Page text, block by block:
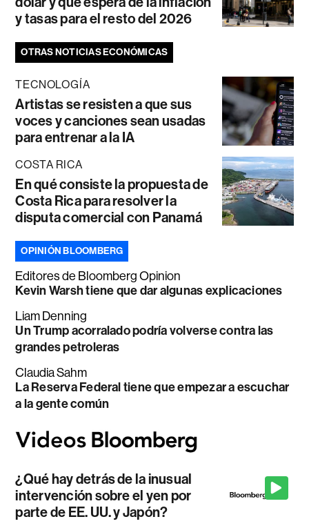
y tasas para el resto del 2026
OTRAS NOTICIAS ECONÓMICAS
TECNOLOGÍA
Artistas se resisten a que sus
voces y canciones sean usadas
para entrenar a la IA
COSTA RICA
En qué consiste la propuesta de
Costa Rica para resolver la
disputa comercial con Panamá
OPINIÓN BLOOMBERG
Editores de Bloomberg Opinion
Kevin Warsh tiene que dar algunas explicaciones
Liam Denning
Un Trump acorralado podría volverse contra las
grandes petroleras
Claudia Sahm
La Reserva Federal tiene que empezar a escuchar
a la gente común
¿Qué hay detrás de la inusual
intervención sobre el yen por
parte de EE. UU. y Japón?